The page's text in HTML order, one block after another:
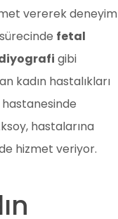
vererek deneyim
fetal
gibi
kadın hastalıkları
hastanesinde
hastalarına
hizmet veriyor.